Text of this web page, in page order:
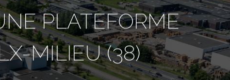
PLATEFORME
MILIEU (38)